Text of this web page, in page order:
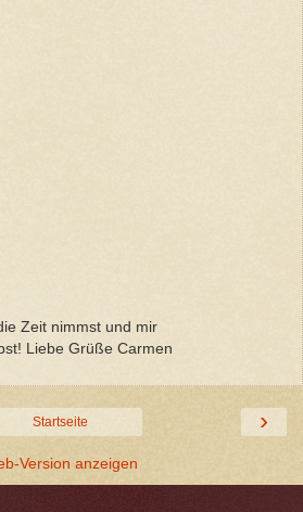
Zeit nimmst und mir
Liebe Grüße Carmen
›
Startseite
Version anzeigen